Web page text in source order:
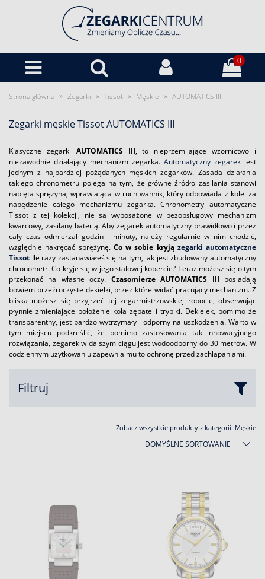
0
Strona główna » Zegarki » Tissot » Męskie » AUTOMATICS III
Zegarki męskie Tissot AUTOMATICS III
Klasyczne zegarki AUTOMATICS III, to nieprzemijające wzornictwo i
niezawodnie działający mechanizm zegarka. Automatyczny zegarek jest
jednym z najbardziej pożądanych męskich zegarków. Zasada działania
takiego chronometru polega na tym, że główne źródło zasilania stanowi
napięta sprężyna, wprawiająca w ruch wahnik, który odpowiada z kolei za
napędzenie całego mechanizmu zegarka. Chronometry automatyczne
Tissot z tej kolekcji, nie są wyposażone w bezobsługowy mechanizm
kwarcowy, zasilany baterią. Aby zegarek automatyczny prawidłowo i przez
cały czas odmierzał godzin i minuty, należy regularnie w nim chodzić,
względnie nakręcać sprężynę. Co w sobie kryją zegarki automatyczne
Tissot Ile razy zastanawiałeś się na tym, jak jest zbudowany automatyczny
chronometr. Co kryje się w jego stalowej kopercie? Teraz możesz się o tym
przekonać na własne oczy. Czasomierze AUTOMATICS III posiadają
bowiem przeźroczyste dekielki, przez które widać pracujący mechanizm. Z
bliska możesz się przyjrzeć tej zegarmistrzowskiej robocie, obserwując
płynnie zmieniające położenie koła zębate i trybiki. Dekielek, pomimo że
transparentny, jest bardzo wytrzymały i odporny na uszkodzenia. Warto w
tym miejscu podkreślić, że pomimo zastosowania tak innowacyjnego
rozwiązania, zegarek w dalszym ciągu jest wodoodporny do 30 metrów. W
codziennym użytkowaniu zapewnia mu to ochronę przed zachlapaniami.
Filtruj
Zobacz wszystkie produkty z kategorii: Męskie
DOMYŚLNE SORTOWANIE